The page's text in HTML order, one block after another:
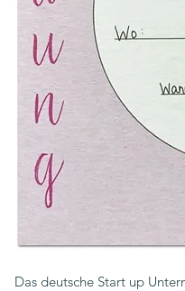
Das deutsche Start up